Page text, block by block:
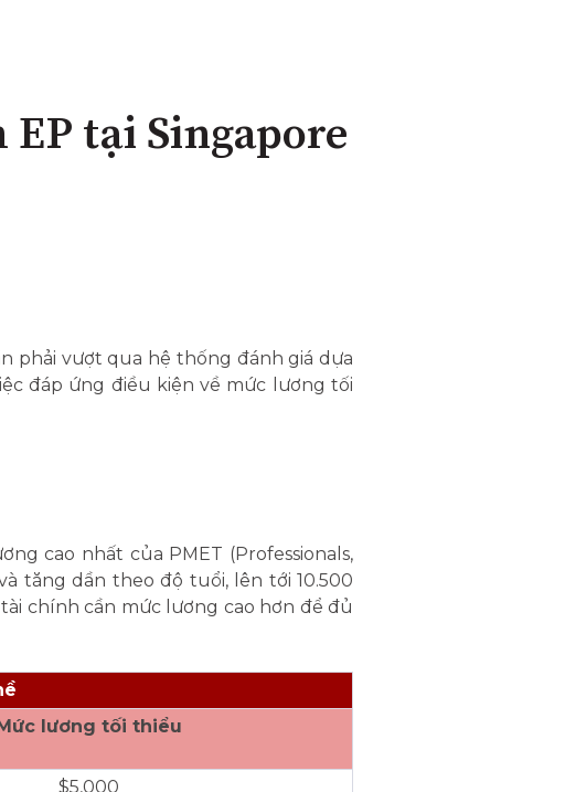
tại Singapore
phải vượt qua hệ thống đánh giá dựa
đáp ứng điều kiện về mức lương tối
cao nhất của PMET (Professionals,
tăng dần theo độ tuổi, lên tới 10.500
chính cần mức lương cao hơn để đủ
lương tối thiểu
$5,000